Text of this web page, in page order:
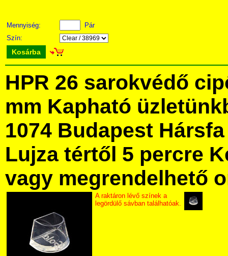
Mennyiség:
Pár
Szín:
Kosárba
HPR 26 sarokvédő
mm Kapható
1074 Budapest
Lujza tértől 5 percre
vagy megrendelhető
A raktáron lévő színek a
legördülő sávban találhatóak.